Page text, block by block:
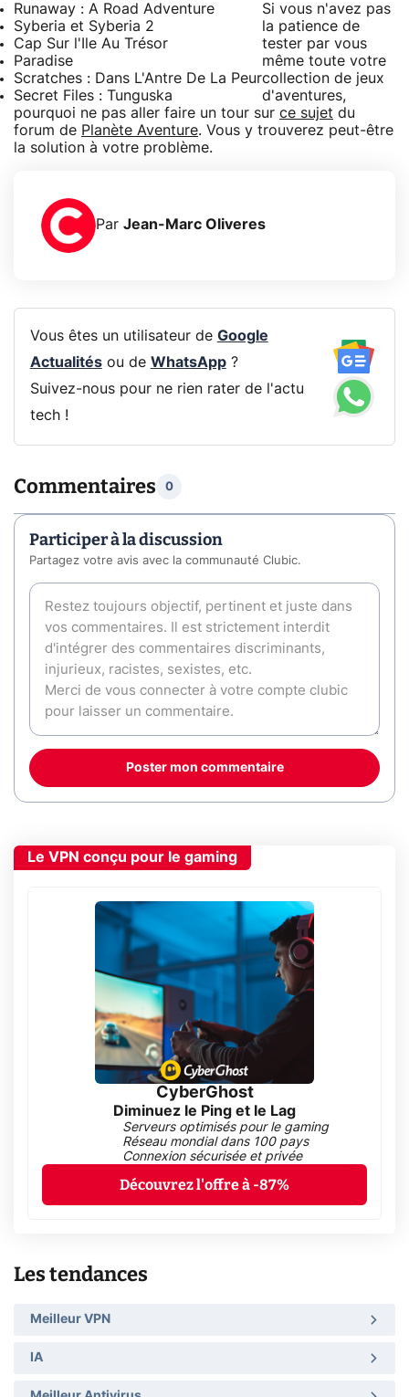
Runaway : A Road Adventure
Syberia et Syberia 2
Cap Sur l'Ile Au Trésor
Paradise
Scratches : Dans L'Antre De La Peur
Secret Files : Tunguska
Si vous n'avez pas
la patience de
tester par vous
même toute votre
collection de jeux
d'aventures,
pourquoi ne pas aller faire un tour sur ce sujet du
forum de Planète Aventure. Vous y trouverez peut-être
la solution à votre problème.
Par Jean-Marc Oliveres
Vous êtes un utilisateur de Google
Actualitésou de WhatsApp?
Suivez-nous pour ne rien rater de l'actu
tech !
Commentaires 0
Participer à la discussion
Partagez votre avis avec la communauté Clubic.
Poster mon commentaire
Le VPN conçu pour le gaming
CyberGhost
Diminuez le Ping et le Lag
Serveurs optimisés pour le gaming
Réseau mondial dans 100 pays
Connexion sécurisée et privée
Découvrez l'offre à -87%
Les tendances
Meilleur VPN
IA